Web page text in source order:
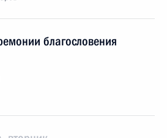
благословения